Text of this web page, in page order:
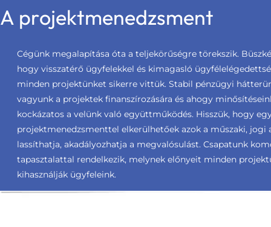
A projektmenedzsment
Cégünk megalapítása óta a teljekörűségre törekszik.
hogy visszatérő ügyfelekkel és kimagasló
minden projektünket sikerre vittük. Stabil pénzügyi
vagyunk a projektek finanszírozására és ahogy
kockázatos a velünk való együttműködés. Hisszük, hogy
projektmenedzsmenttel elkerülhetőek azok a műszaki, jogi
lassíthatja, akadályozhatja a megvalósulást. Csapatunk
tapasztalattal rendelkezik, melynek előnyeit minden
kihasználják ügyfeleink.